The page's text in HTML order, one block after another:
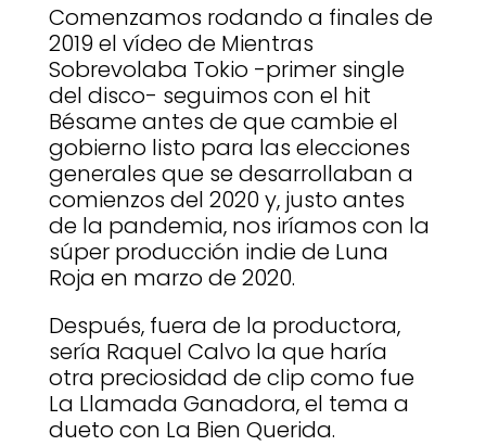
Comenzamos rodando a finales de
2019 el vídeo de Mientras
Sobrevolaba Tokio -primer single
del disco- seguimos con el hit
Bésame antes de que cambie el
gobierno listo para las elecciones
generales que se desarrollaban a
comienzos del 2020 y, justo antes
de la pandemia, nos iríamos con la
súper producción indie de Luna
Roja en marzo de 2020.
Después, fuera de la productora,
sería Raquel Calvo la que haría
otra preciosidad de clip como fue
La Llamada Ganadora, el tema a
dueto con La Bien Querida.